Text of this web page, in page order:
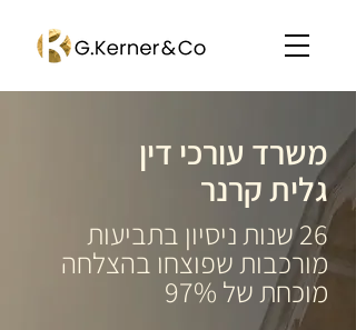
משרד עורכי דין
גלית קרנר
26 שנות ניסיון בתביעות
מורכבות שפוצחו בהצלחה
מוכחת של 97%